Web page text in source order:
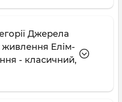
Джерела
живлення Елім-
- класичний,